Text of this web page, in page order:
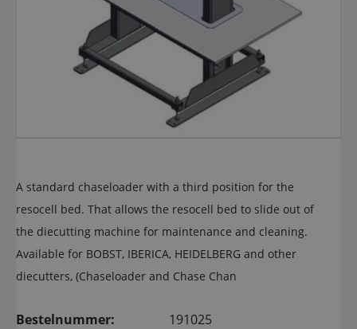
A standard chaseloader with a third position for the
resocell bed. That allows the resocell bed to slide out of
the diecutting machine for maintenance and cleaning.
Available for BOBST, IBERICA, HEIDELBERG and other
diecutters, (Chaseloader and Chase Chan
Bestelnummer:
191025